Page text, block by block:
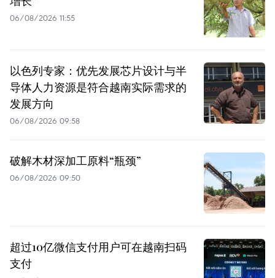
06/08/2026 11:55
以色列专家：优先发展芯片设计与半
导体人力资源是符合越南实际需求的
发展方向
06/08/2026 09:58
破解木材深加工原料“瓶颈”
06/08/2026 09:50
超过10亿微信支付用户可在越南扫码
支付